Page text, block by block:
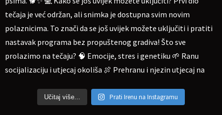
Učitaj više... Prati Irenu na Instagramu